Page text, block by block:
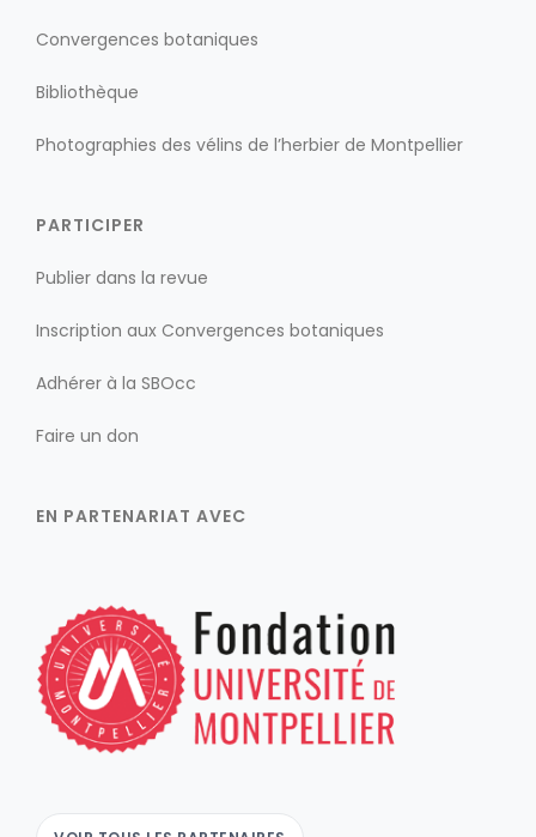
Convergences botaniques
Bibliothèque
Photographies des vélins de l’herbier de Montpellier
PARTICIPER
Publier dans la revue
Inscription aux Convergences botaniques
Adhérer à la SBOcc
Faire un don
EN PARTENARIAT AVEC